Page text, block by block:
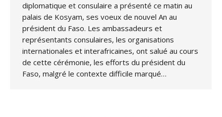
diplomatique et consulaire a présenté ce matin au
palais de Kosyam, ses voeux de nouvel An au
président du Faso. Les ambassadeurs et
représentants consulaires, les organisations
internationales et interafricaines, ont salué au cours
de cette cérémonie, les efforts du président du
Faso, malgré le contexte difficile marqué…